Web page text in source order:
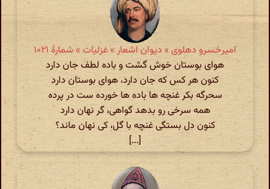
امیرخسرو دهلوی » دیوان اشعار » غزلیات » شمارهٔ ۱۰۲۱
هوای بوستان خوش گشت و باده لطف جان دارد
کنون هر کس که جان دارد، هوای بوستان دارد
سحرگه بکر غنچه ها باده ها خورده ست در پرده
همه سرخی رو بدهد گواهی، گر نهان دارد
کنون دل بستگی غنچه با گل، کی نهان ماند؟
[...]